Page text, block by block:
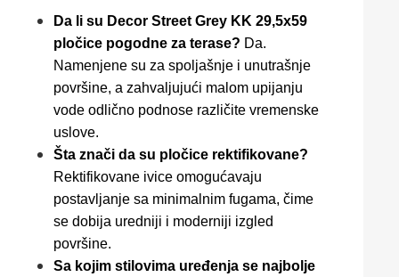
Da li su Decor Street Grey KK 29,5x59
pločice pogodne za terase? Da.
Namenjene su za spoljašnje i unutrašnje
površine, a zahvaljujući malom upijanju
vode odlično podnose različite vremenske
uslove.
Šta znači da su pločice rektifikovane?
Rektifikovane ivice omogućavaju
postavljanje sa minimalnim fugama, čime
se dobija uredniji i moderniji izgled
površine.
Sa kojim stilovima uređenja se najbolje